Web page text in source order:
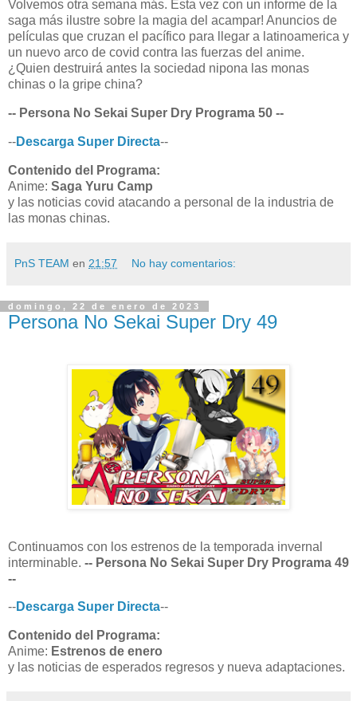
Volvemos otra semana más. Esta vez con un informe de la
saga más ilustre sobre la magia del acampar! Anuncios de
películas que cruzan el pacífico para llegar a latinoamerica y
un nuevo arco de covid contra las fuerzas del anime.
¿Quien destruirá antes la sociedad nipona las monas
chinas o la gripe china?
-- Persona No Sekai Super Dry Programa 50 --
--Descarga Super Directa--
Contenido del Programa:
Anime: Saga Yuru Camp
y las noticias covid atacando a personal de la industria de
las monas chinas.
PnS TEAM en 21:57 No hay comentarios:
domingo, 22 de enero de 2023
Persona No Sekai Super Dry 49
Continuamos con los estrenos de la temporada invernal
interminable. -- Persona No Sekai Super Dry Programa 49
--
--Descarga Super Directa--
Contenido del Programa:
Anime: Estrenos de enero
y las noticias de esperados regresos y nueva adaptaciones.